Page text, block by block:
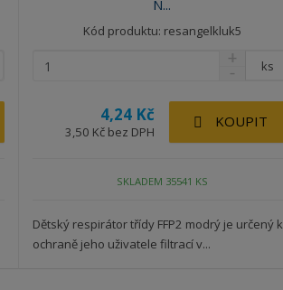
N...
Kód produktu: resangelkluk5
4,24 Kč
3,50 Kč bez DPH
ks
KOUPIT
SKLADEM 35541 KS
Dětský respirátor třídy FFP2 modrý je určený k
ochraně jeho uživatele filtrací v...